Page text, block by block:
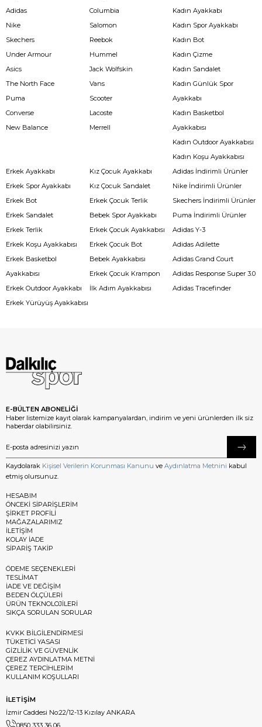
Adidas
Nike
Skechers
Under Armour
Asics
The North Face
Puma
Converse
New Balance
Columbia
Salomon
Reebok
Hummel
Jack Wolfskin
Vans
Scooter
Lacoste
Merrell
Kadın Ayakkabı
Kadın Spor Ayakkabı
Kadın Bot
Kadın Çizme
Kadın Sandalet
Kadın Günlük Spor
Ayakkabı
Kadın Basketbol
Ayakkabısı
Kadın Outdoor Ayakkabısı
Kadın Koşu Ayakkabısı
Erkek Ayakkabı
Erkek Spor Ayakkabı
Erkek Bot
Erkek Sandalet
Erkek Terlik
Erkek Koşu Ayakkabısı
Erkek Basketbol
Ayakkabısı
Erkek Outdoor Ayakkabı
Erkek Yürüyüş Ayakkabısı
Kız Çocuk Ayakkabı
Kız Çocuk Sandalet
Erkek Çocuk Terlik
Bebek Spor Ayakkabı
Erkek Çocuk Ayakkabısı
Erkek Çocuk Bot
Bebek Ayakkabısı
Erkek Çocuk Krampon
İlk Adım Ayakkabısı
Adidas İndirimli Ürünler
Nike İndirimli Ürünler
Skechers İndirimli Ürünler
Puma İndirimli Ürünler
Adidas Y-3
Adidas Adilette
Adidas Grand Court
Adidas Response Super 3.0
Adidas Tracefinder
E-BÜLTEN ABONELİĞİ
Haber listemize kayıt olarak kampanyalardan, indirim ve yeni ürünlerden ilk siz
haberdar olabilirsiniz.
Kaydolarak Kişisel Verilerin Korunması Kanunu ve Aydınlatma Metnini kabul
etmiş olursunuz.
HESABIM
ÖNCEKİ SİPARİŞLERİM
ŞİRKET PROFİLİ
MAĞAZALARIMIZ
İLETİŞİM
KOLAY İADE
SİPARİŞ TAKİP
ÖDEME SEÇENEKLERİ
TESLİMAT
İADE VE DEĞİŞİM
BEDEN ÖLÇÜLERİ
ÜRÜN TEKNOLOJİLERİ
SIKÇA SORULAN SORULAR
KVKK BİLGİLENDİRMESİ
TÜKETİCİ YASASI
GİZLİLİK VE GÜVENLİK
ÇEREZ AYDINLATMA METNİ
ÇEREZ TERCİHLERİM
KULLANIM KOŞULLARI
İLETİŞİM
İzmir Caddesi No:22/12-13 Kızılay ANKARA
0850 333 36 06